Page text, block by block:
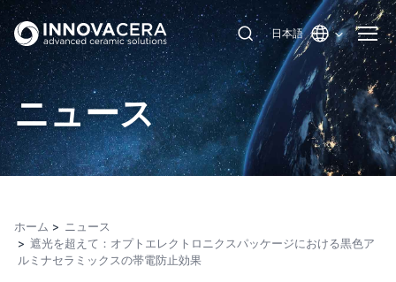
日本語
ニュース
ホーム
ニュース
遮光を超えて：オプトエレクトロニクスパッケージにおける黒色ア
ルミナセラミックスの帯電防止効果